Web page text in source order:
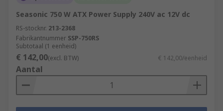
Seasonic 750 W ATX Power Supply 240V ac 12V dc
RS-stocknr. 213-2368
Fabrikantnummer SSP-750RS
Subtotaal (1 eenheid)
€ 142,00(excl. BTW) € 142,00/eenheid
Aantal